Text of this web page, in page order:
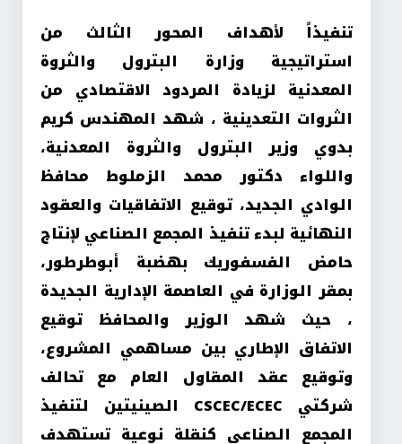
تنفيذاً لأهداف المحور الثالث من
استراتيجية وزارة البترول والثروة
المعدنية لزيادة المردود الاقتصادي من
الثروات التعدينية ، شهد المهندس كريم
بدوي وزير البترول والثروة المعدنية،
واللواء دكتور محمد الزملوط محافظ
الوادي الجديد، توقيع الاتفاقيات والعقود
النهائية لبدء تنفيذ المجمع الصناعي لإنتاج
حامض الفسفوريك بهضبة أبوطرطور،
بمقر الوزارة في العاصمة الإدارية الجديدة
، حيث شهد الوزير والمحافظ توقيع
الاتفاق الإطاري بين مساهمي المشروع،
وتوقيع عقد المقاول العام مع تحالف
شركتي CSCEC/ECEC الصينيتين لتنفيذ
المجمع الصناعي كنقلة نوعية تستهدف